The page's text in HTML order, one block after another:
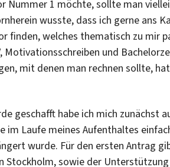
Nummer 1 möchte, sollte man
wusste, dass ich gerne ans
finden, welches thematisch zu mir
Motivationsschreiben und
mit denen man rechnen sollte,
geschafft habe ich mich
im Laufe meines Aufenthaltes
wurde. Für den ersten Antrag
Stockholm, sowie der